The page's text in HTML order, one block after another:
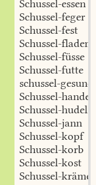
Schussel-essen
Schussel-feger
Schussel-fest
Schussel-fladem
Schussel-füsse
Schussel-futte
schussel-gesund
Schussel-handel
Schussel-hudel
Schussel-jann
Schussel-kopf
Schussel-korb
Schussel-kost
Schussel-krämer